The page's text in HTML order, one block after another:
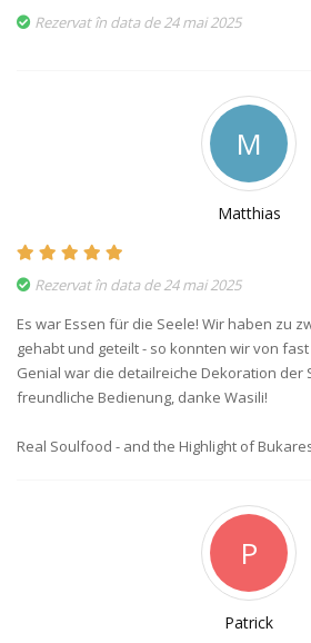
Rezervat în data de 24 mai 2025
M
Matthias
Rezervat în data de 24 mai 2025
Es war Essen für die Seele! Wir haben zu
gehabt und geteilt - so konnten wir von
Genial war die detailreiche Dekoration der
freundliche Bedienung, danke Wasili!
Real Soulfood - and the Highlight of
P
Patrick